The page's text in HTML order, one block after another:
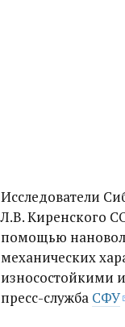
Исследователи
Л.В. Киренского
помощью
механических
износостойкими
пресс-служба СФУ